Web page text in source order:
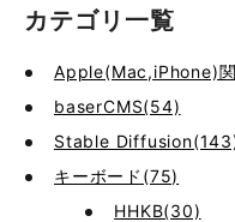
カテゴリ一覧
Apple(Mac,iPhone)
baserCMS(54)
Stable
キーボード(75)
HHKB(30)